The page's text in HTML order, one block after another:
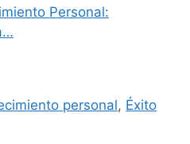
Personal:
personal, Éxito